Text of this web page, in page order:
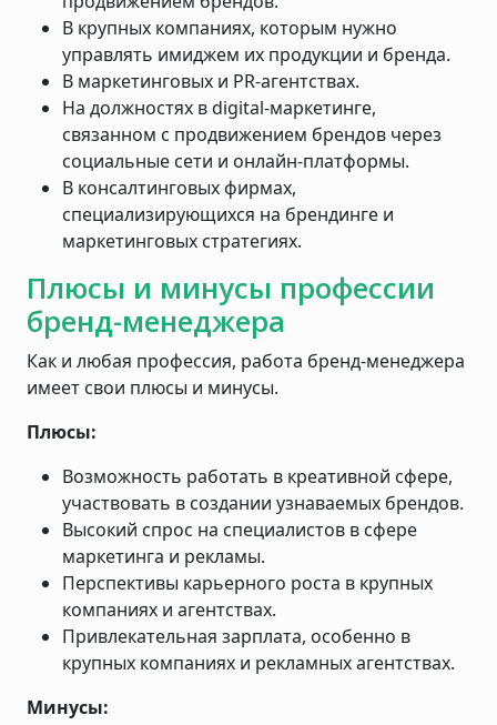
В крупных компаниях, которым нужно
управлять имиджем их продукции и бренда.
В маркетинговых и PR-агентствах.
На должностях в digital-маркетинге,
связанном с продвижением брендов через
социальные сети и онлайн-платформы.
В консалтинговых фирмах,
специализирующихся на брендинге и
маркетинговых стратегиях.
Плюсы и минусы профессии
бренд-менеджера
Как и любая профессия, работа бренд-менеджера
имеет свои плюсы и минусы.
Плюсы:
Возможность работать в креативной сфере,
участвовать в создании узнаваемых брендов.
Высокий спрос на специалистов в сфере
маркетинга и рекламы.
Перспективы карьерного роста в крупных
компаниях и агентствах.
Привлекательная зарплата, особенно в
крупных компаниях и рекламных агентствах.
Минусы: